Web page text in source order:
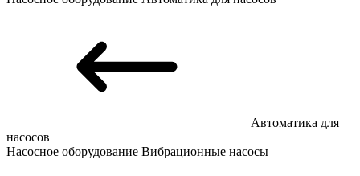
Автоматика для
насосов
Насосное оборудование Вибрационные насосы